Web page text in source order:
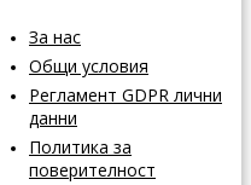
За нас
Общи условия
Регламент GDPR лични
данни
Политика за
поверителност